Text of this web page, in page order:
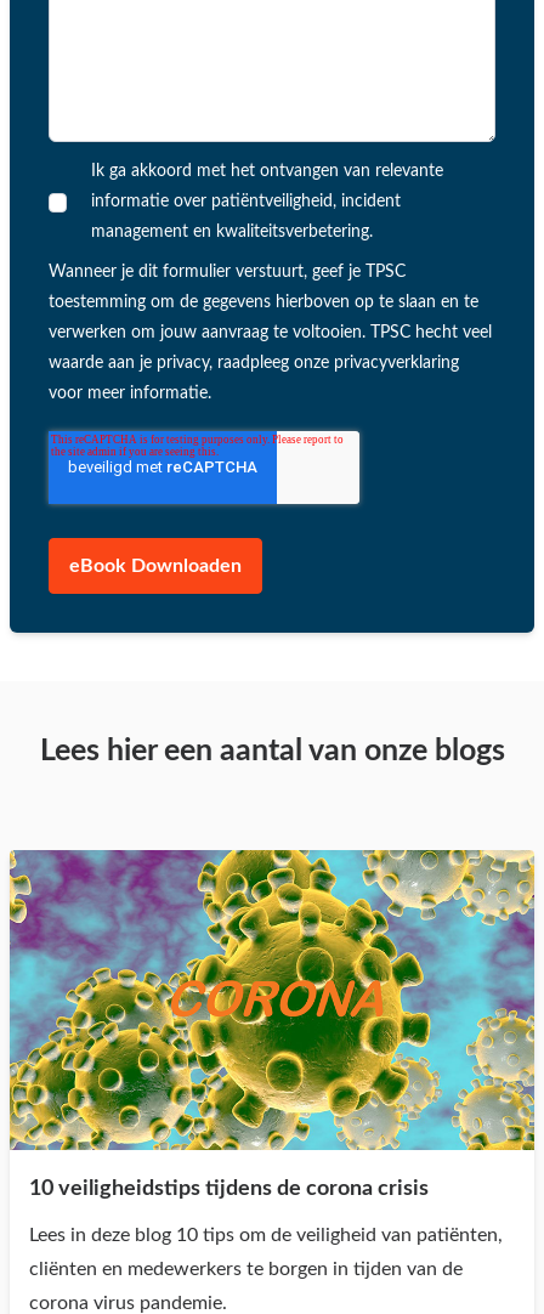
Ik ga akkoord met het ontvangen van relevante
informatie over patiëntveiligheid, incident
management en kwaliteitsverbetering.
Wanneer je dit formulier verstuurt, geef je TPSC
toestemming om de gegevens hierboven op te slaan en te
verwerken om jouw aanvraag te voltooien. TPSC hecht veel
waarde aan je privacy, raadpleeg onze privacyverklaring
voor meer informatie.
Lees hier een aantal van onze blogs
10 veiligheidstips tijdens de corona crisis
Lees in deze blog 10 tips om de veiligheid van patiënten,
cliënten en medewerkers te borgen in tijden van de
corona virus pandemie.